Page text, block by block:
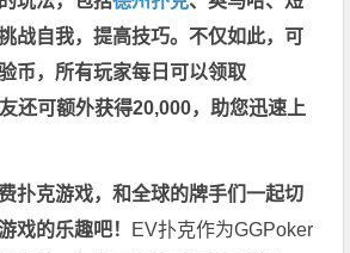
战自我，提高技巧。不仅如此， 可
币，所有玩家每日可以领取
还可额外获得20,000，助您迅速上
扑克游戏，和全球的牌手们一起切
戏的乐趣吧！ EV扑克作为GGPoker